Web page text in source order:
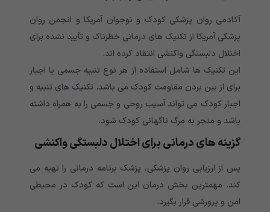
آکادمی روان پزشکی کودک و نوجوان آمریکا و انجمن روان
پزشکی آمریکا از تکنیک های درمانی خطرناک و تأیید نشده برای
اختلال دلبستگی واکنشی انتقاد کرده اند.
این تکنیک ها شامل استفاده از هر نوع تنبیه جسمی یا اجبار
برای از بین بردن مقاومت کودک می باشد. تکنیک های تنبیه و
اجبار کودک می تواند آسیب روحی و جسمی را به همراه داشته
باشد و منجر به مرگ ناگهانی کودک شود.
گزینه های درمانی برای اختلال دلبستگی واکنشی
پس از ارزیابی روان پزشکی، پزشک برنامه درمانی را تهیه می
کند. مهمترین بخش درمان این است که کودک در محیطی
امن و پرورشی قرار بگیرد.